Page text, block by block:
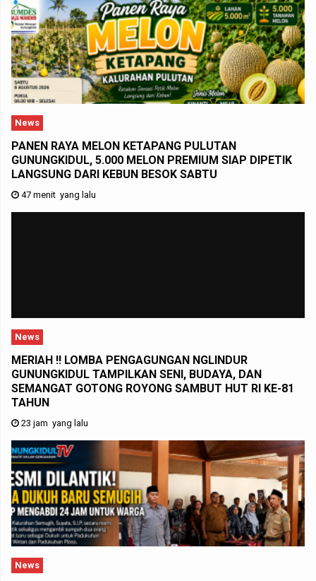
News
PANEN RAYA MELON KETAPANG PULUTAN
GUNUNGKIDUL, 5.000 MELON PREMIUM SIAP DIPETIK
LANGSUNG DARI KEBUN BESOK SABTU
47 menit yang lalu
News
MERIAH !! LOMBA PENGAGUNGAN NGLINDUR
GUNUNGKIDUL TAMPILKAN SENI, BUDAYA, DAN
SEMANGAT GOTONG ROYONG SAMBUT HUT RI KE-81
TAHUN
23 jam yang lalu
News